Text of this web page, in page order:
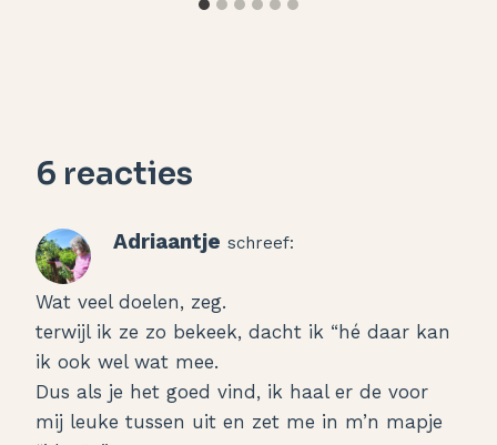
6 reacties
Adriaantje schreef:
Wat veel doelen, zeg.
terwijl ik ze zo bekeek, dacht ik “hé daar kan
ik ook wel wat mee.
Dus als je het goed vind, ik haal er de voor
mij leuke tussen uit en zet me in m’n mapje